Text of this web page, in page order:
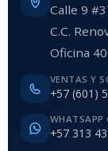
Calle 9
C.C.
Oficina
VENTAS Y
+57 (601)
WHATSAPP
+57 313